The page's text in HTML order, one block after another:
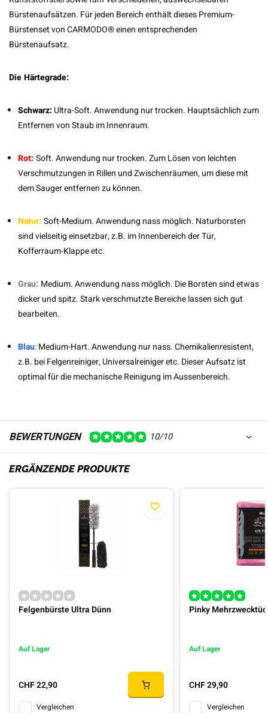
Bürstenaufsätzen. Für jeden Bereich enthält dieses Premium-
Bürstenset von CARMODO® einen entsprechenden
Bürstenaufsatz.
Die Härtegrade:
Schwarz:Ultra-Soft. Anwendung nur trocken. Hauptsächlich zum
Entfernen von Staub im Innenraum.
Rot:Soft. Anwendung nur trocken. Zum Lösen von leichten
Verschmutzungen in Rillen und Zwischenräumen, um diese mit
dem Sauger entfernen zu können.
Natur:Soft-Medium. Anwendung nass möglich. Naturborsten
sind vielseitig einsetzbar, z.B. im Innenbereich der Tür,
Kofferraum-Klappe etc.
Grau: Medium. Anwendung nass möglich. Die Borsten sind etwas
dicker und spitz. Stark verschmutzte Bereiche lassen sich gut
bearbeiten.
Blau:Medium-Hart. Anwendung nur nass. Chemikalienresistent,
z.B. bei Felgenreiniger, Universalreiniger etc. Dieser Aufsatz ist
optimal für die mechanische Reinigung im Aussenbereich.
BEWERTUNGEN 10/10
ERGÄNZENDE PRODUKTE
Felgenbürste Ultra Dünn
Auf Lager
CHF 22,90
Vergleichen
Pinky
Auf Lager
CHF 29,90
Vergleichen